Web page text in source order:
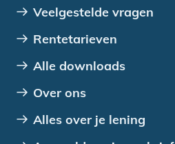
Veelgestelde vragen
Rentetarieven
Alle downloads
Over ons
Alles over je lening